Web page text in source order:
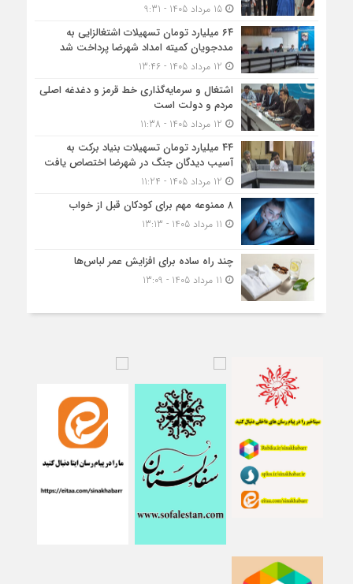
15 مرداد 1405 - 9:31
۶۴ میلیارد تومان تسهیلات اشتغالزایی به
مددجویان کمیته امداد شهرضا پرداخت شد
اشتغال و سرمایه‌گذاری خط قرمز و دغدغه اصلی
مردم و دولت است
۴۴ میلیارد تومان تسهیلات بنیاد برکت به
آسیب دیدگان جنگ در شهرضا اختصاص یافت
۸ ممنوعه مهم برای کودکان قبل از خواب
چند راه ساده برای افزایش عمر لباس‌ها